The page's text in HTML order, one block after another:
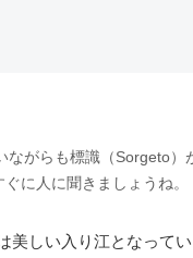
がらも標識（Sorgeto
ぐに人に聞きましょうね。
しい入り江となって